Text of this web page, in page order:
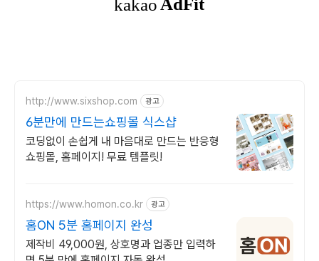
http://www.sixshop.com 광고
6분만에 만드는쇼핑몰 식스샵
코딩없이 손쉽게 내 마음대로 만드는 반응형
쇼핑몰, 홈페이지! 무료 템플릿!
https://www.homon.co.kr 광고
홈ON 5분 홈페이지 완성
제작비 49,000원, 상호명과 업종만 입력하